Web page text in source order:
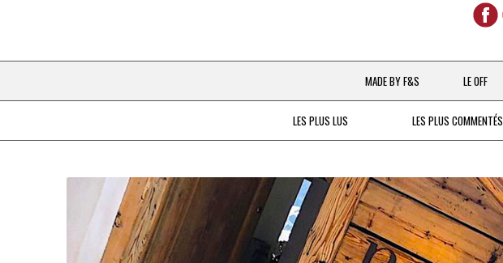
MADE BY F&S
CHEFS & ACTUALITÉS
À LA PETITE CUILLÈRE
DESTIN DE FEMME
V…DE VOYAGE
LE OFF
LES PLUS LUS LES PLUS COMMENTÉS